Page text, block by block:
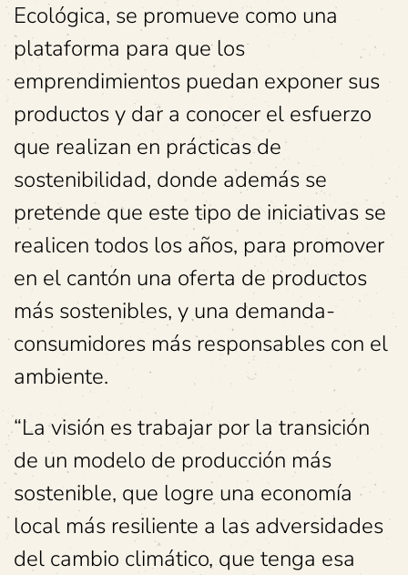
Ecológica, se promueve como una
plataforma para que los
emprendimientos puedan exponer sus
productos y dar a conocer el esfuerzo
que realizan en prácticas de
sostenibilidad, donde además se
pretende que este tipo de iniciativas se
realicen todos los años, para promover
en el cantón una oferta de productos
más sostenibles, y una demanda-
consumidores más responsables con el
ambiente.
“La visión es trabajar por la transición
de un modelo de producción más
sostenible, que logre una economía
local más resiliente a las adversidades
del cambio climático, que tenga esa